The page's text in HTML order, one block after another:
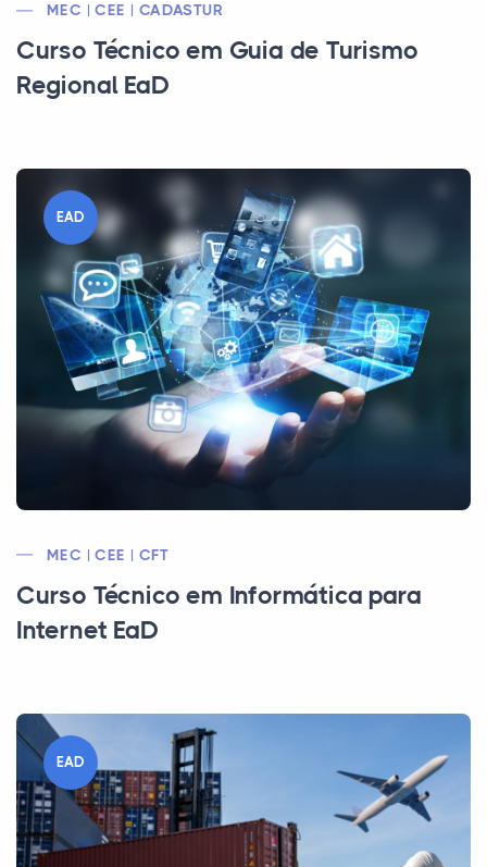
MEC | CEE | CADASTUR
Curso Técnico em Guia de Turismo
Regional EaD
EAD
MEC | CEE | CFT
Curso Técnico em Informática para
Internet EaD
EAD